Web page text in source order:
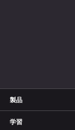
製品
学習